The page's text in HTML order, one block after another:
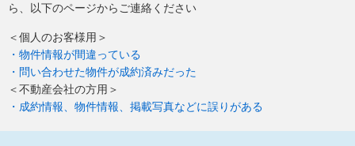
ら、以下のページからご連絡ください
＜個人のお客様用＞
・物件情報が間違っている
・問い合わせた物件が成約済みだった
＜不動産会社の方用＞
・成約情報、物件情報、掲載写真などに誤りがある